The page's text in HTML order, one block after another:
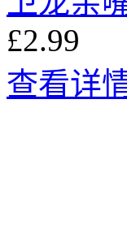
£2.99
查看详